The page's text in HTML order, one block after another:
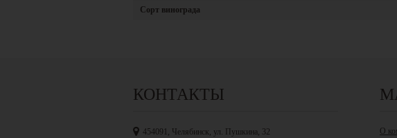
Сорт винограда
КОНТАКТЫ
454091, Челябинск, ул. Пушкина, 32 О